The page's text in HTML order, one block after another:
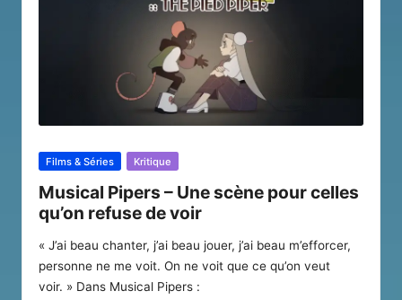
Posted
Films & Séries Kritique
Musical Pipers – Une scène pour celles
qu’on refuse de voir
« J’ai beau chanter, j’ai beau jouer, j’ai beau m’efforcer,
personne ne me voit. On ne voit que ce qu’on veut
voir. » Dans Musical Pipers :